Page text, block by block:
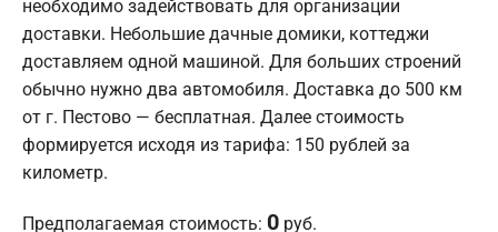
необходимо задействовать для организации
доставки. Небольшие дачные домики, коттеджи
доставляем одной машиной. Для больших строений
обычно нужно два автомобиля. Доставка до 500 км
от г. Пестово — бесплатная. Далее стоимость
формируется исходя из тарифа: 150 рублей за
километр.
Предполагаемая стоимость: 0 руб.